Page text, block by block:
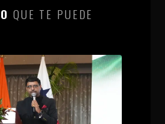
QUE TE PUEDE